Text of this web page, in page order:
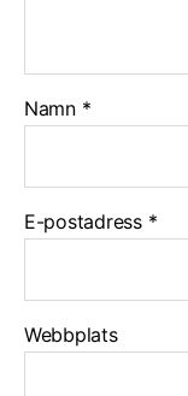
Namn *
E-postadress *
Webbplats